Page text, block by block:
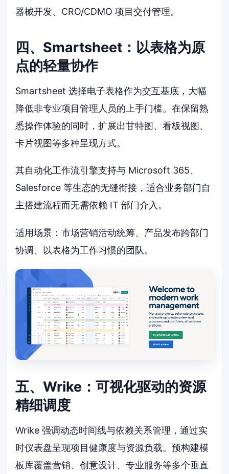
器械开发、CRO/CDMO 项目交付管理。
四、Smartsheet：以表格为原
点的轻量协作
Smartsheet 选择电子表格作为交互基底，大幅
降低非专业项目管理人员的上手门槛。在保留熟
悉操作体验的同时，扩展出甘特图、看板视图、
卡片视图等多种呈现方式。
其自动化工作流引擎支持与 Microsoft 365、
Salesforce 等生态的无缝衔接，适合业务部门自
主搭建流程而无需依赖 IT 部门介入。
适用场景：市场营销活动统筹、产品发布跨部门
协调、以表格为工作习惯的团队。
五、Wrike：可视化驱动的资源
精细调度
Wrike 强调动态时间线与依赖关系管理，通过实
时仪表盘呈现项目健康度与资源负载。预构建模
板库覆盖营销、创意设计、专业服务等多个垂直